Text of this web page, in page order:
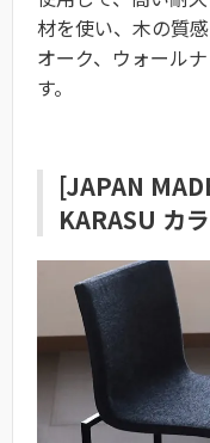
材を使い、木の質
オーク、ウォール
す。
[JAPAN
KARASU カ